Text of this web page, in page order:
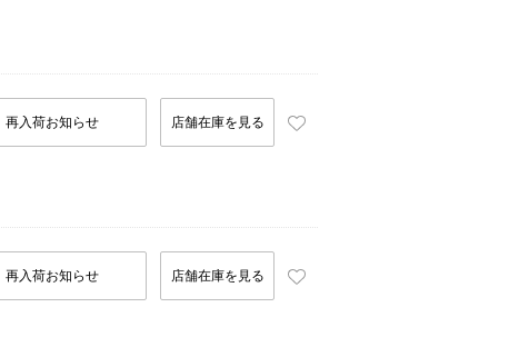
再入荷お知らせ 店舗在庫を見る
再入荷お知らせ 店舗在庫を見る